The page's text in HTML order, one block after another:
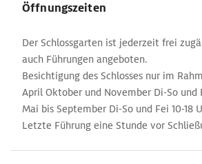
Öffnungszeiten
Der Schlossgarten ist jederzeit frei
auch Führungen angeboten.
Besichtigung des Schlosses nur im
April Oktober und November Di-So und
Mai bis September Di-So und Fei 10-18
Letzte Führung eine Stunde vor